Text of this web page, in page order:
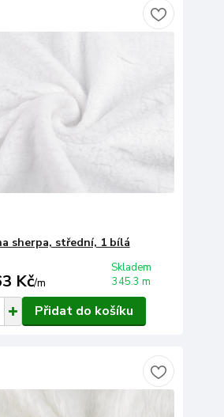
sherpa, střední, 1 bílá
Kč/m
Skladem
345.3 m
Přidat do košíku